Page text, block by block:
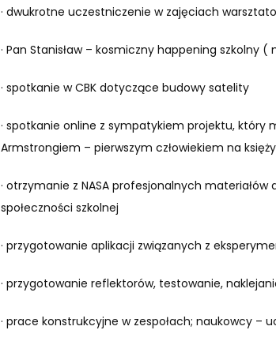
· dwukrotne uczestniczenie w zajęciach
· Pan Stanisław – kosmiczny happening szkolny
· spotkanie w CBK dotyczące budowy satelity
· spotkanie online z sympatykiem projektu, który
Armstrongiem – pierwszym człowiekiem na
· otrzymanie z NASA profesjonalnych
społeczności szkolnej
· przygotowanie aplikacji związanych z
· przygotowanie reflektorów, testowanie,
· prace konstrukcyjne w zespołach; naukowcy